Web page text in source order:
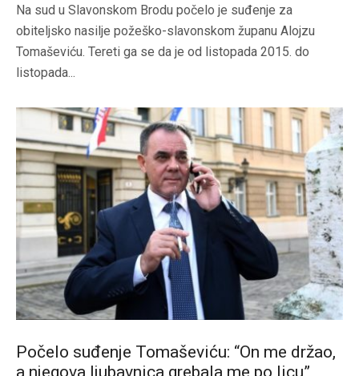
Na sud u Slavonskom Brodu počelo je suđenje za
obiteljsko nasilje požeško-slavonskom županu Alojzu
Tomaševiću. Tereti ga se da je od listopada 2015. do
listopada...
Počelo suđenje Tomaševiću: “On me držao,
a njegova ljubavnica grebala me po licu”